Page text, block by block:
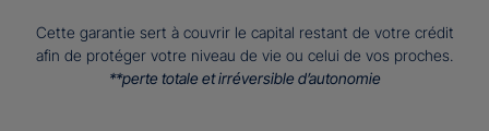
Cette garantie sert à couvrir le capital restant de votre crédit
afin de protéger votre niveau de vie ou celui de vos proches.
**perte totale et irréversible d’autonomie